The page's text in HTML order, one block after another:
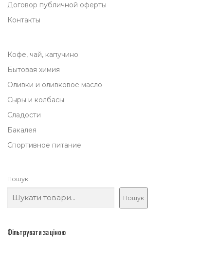
Договор публичной оферты
Контакты
Кофе, чай, капучино
Бытовая химия
Оливки и оливковое масло
Сыры и колбасы
Сладости
Бакалея
Спортивное питание
Пошук
Пошук
Фільтрувати за ціною